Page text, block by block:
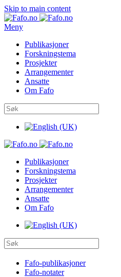
Skip to main content
Meny
Publikasjoner
Forskningstema
Prosjekter
Arrangementer
Ansatte
Om Fafo
Publikasjoner
Forskningstema
Prosjekter
Arrangementer
Ansatte
Om Fafo
Fafo-publikasjoner
Fafo-notater